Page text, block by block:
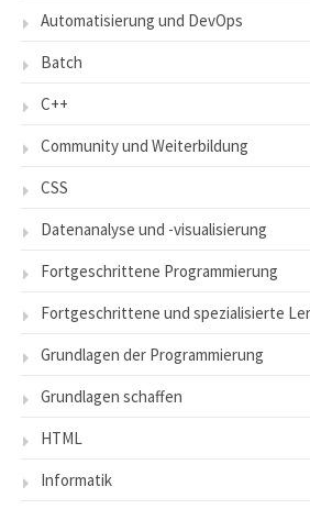
Automatisierung und DevOps
Batch
C++
Community und Weiterbildung
CSS
Datenanalyse und -visualisierung
Fortgeschrittene Programmierung
Fortgeschrittene und spezialisierte
Grundlagen der Programmierung
Grundlagen schaffen
HTML
Informatik